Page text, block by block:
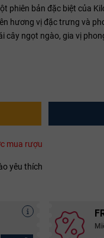
phiên bản đặc biệt của
hương vị đặc trưng và
cây ngọt ngào, gia vị
mua rượu
yêu thích